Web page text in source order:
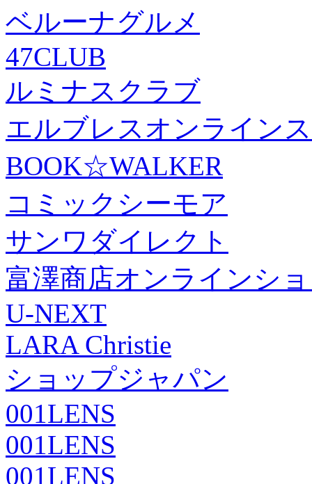
ベルーナグルメ
47CLUB
ルミナスクラブ
エルブレスオンライン
BOOK☆WALKER
コミックシーモア
サンワダイレクト
富澤商店オンラインシ
U-NEXT
LARA Christie
ショップジャパン
001LENS
001LENS
001LENS